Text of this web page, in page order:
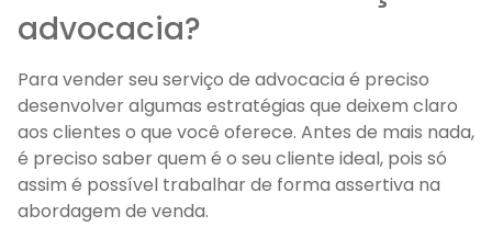
advocacia?
Para vender seu serviço de advocacia é preciso
desenvolver algumas estratégias que deixem claro
aos clientes o que você oferece. Antes de mais nada,
é preciso saber quem é o seu cliente ideal, pois só
assim é possível trabalhar de forma assertiva na
abordagem de venda.